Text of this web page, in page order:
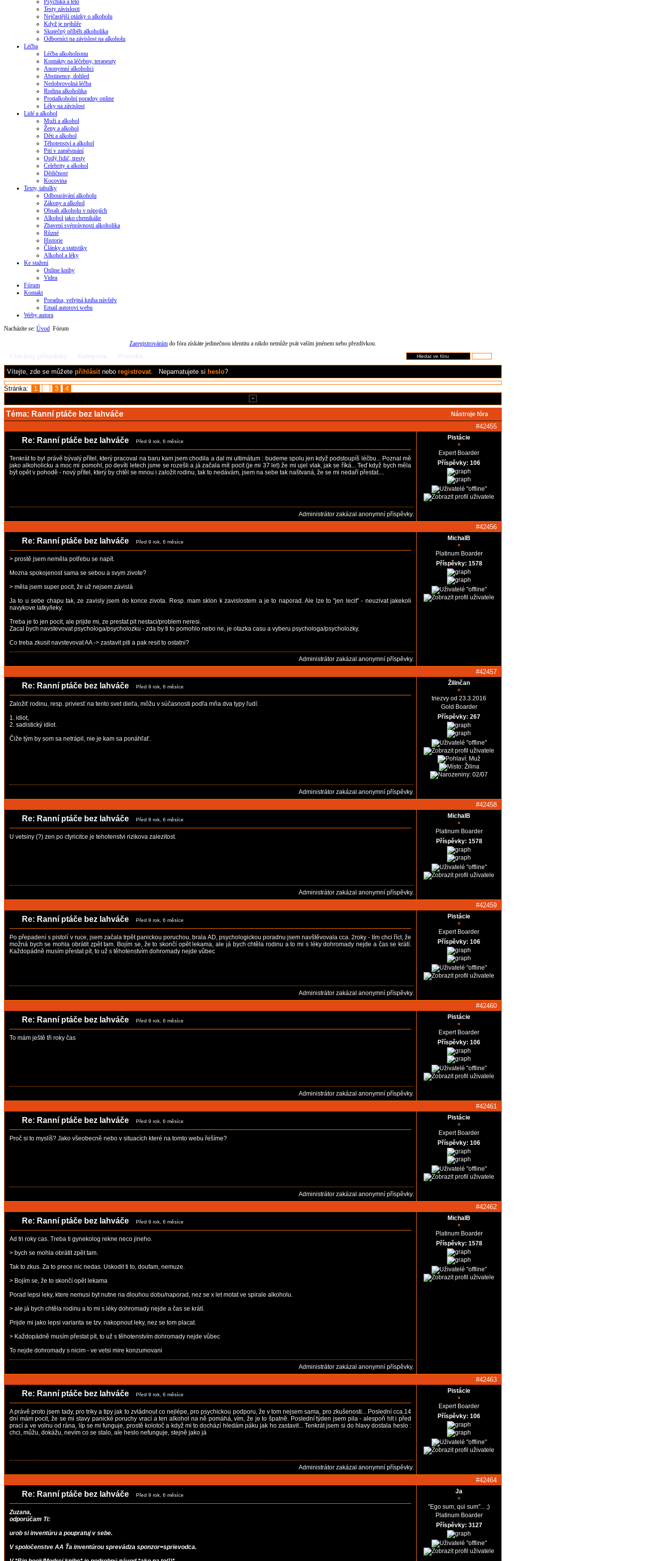
Psychika a tělo
Testy závislosti
Nejčastější otázky o alkoholu
Když je nejhůře
Skutečný příběh alkoholika
Odborníci na závislost na alkoholu
Léčba
Léčba alkoholismu
Kontakty na léčebny, terapeuty
Anonymní alkoholici
Abstinence, dohled
Nedobrovolná léčba
Rodina alkoholika
Protialkoholní poradny online
Léky na závislost
Lidé a alkohol
Muži a alkohol
Ženy a alkohol
Děti a alkohol
Těhotenství a alkohol
Pití v zaměstnání
Opilý řidič, tresty
Celebrity a alkohol
Dědičnost
Kocovina
Texty, tabulky
Odbourávání alkoholu
Zákony a alkohol
Obsah alkoholu v nápojích
Alkohol jako chemikálie
Zbavení svéprávnosti alkoholika
Různé
Historie
Články a statistiky
Alkohol a léky
Ke stažení
Online knihy
Videa
Fórum
Kontakt
Poradna, veřejná kniha návštěv
Email autorovi webu
Weby autora
Nacházíte se: Úvod Fórum
Zaregistrováním do fóra získáte jedinečnou identitu a nikdo nemůže psát vaším jménem nebo přezdívkou.
Vítejte, zde se můžete přihlásitnebo registrovat. Nepamatujete si heslo?
Stránka: 1 3 4
Téma: Ranní ptáče bez lahváče Nástroje fóra
#42455
Re: Ranní ptáče bez lahváče Před 9 rok, 6 měsíce
Tenkrát to byl právě bývalý přítel, který pracoval na baru kam jsem chodila a dal mi ultimátum : budeme spolu jen když podstoupíš léčbu... Poznal mě
jako alkoholicku a moc mi pomohl, po devíti letech jsme se rozešli a já začala mít pocit (je mi 37 let) že mi ujel vlak, jak se říká... Teď když bych měla
být opět v pohodě - nový přítel, který by chtěl se mnou i založit rodinu, tak to nedávám, jsem na sebe tak naštvaná, že se mi nedaří přestat....
Pistácie
Expert Boarder
Příspěvky: 106
Administrátor zakázal anonymní příspěvky.
#42456
Re: Ranní ptáče bez lahváče Před 9 rok, 6 měsíce
> prostě jsem neměla potřebu se napít.
Mozna spokojenost sama se sebou a svym zivote?
> měla jsem super pocit, že už nejsem závislá
Ja to u sebe chapu tak, ze zavisly jsem do konce zivota. Resp. mam sklon k zavislostem a je to naporad. Ale lze to "jen lecit" - neuzivat jakekoli
navykove latky/leky.
Treba je to jen pocit, ale prijde mi, ze prestat pit nestaci/problem neresi.
Zacal bych navstevovat psychologa/psycholozku - zda by ti to pomohlo nebo ne, je otazka casu a vyberu psychologa/psycholozky.
Co treba zkusit navstevovat AA -> zastavit piti a pak resit to ostatni?
MichalB
Platinum Boarder
Příspěvky: 1578
Administrátor zakázal anonymní příspěvky.
#42457
Re: Ranní ptáče bez lahváče Před 9 rok, 6 měsíce
Založiť rodinu, resp. priviesť na tento svet dieťa, môžu v súčasnosti podľa mňa dva typy ľudí:
1. idiot,
2. sadistický idiot.
Čiže tým by som sa netrápil, nie je kam sa ponáhľať.
Žilinčan
triezvy od 23.3.2016
Gold Boarder
Příspěvky: 267
Administrátor zakázal anonymní příspěvky.
#42458
Re: Ranní ptáče bez lahváče Před 9 rok, 6 měsíce
U vetsiny (?) zen po ctyricitce je tehotenstvi rizikova zalezitost.
MichalB
Platinum Boarder
Příspěvky: 1578
Administrátor zakázal anonymní příspěvky.
#42459
Re: Ranní ptáče bez lahváče Před 9 rok, 6 měsíce
Po přepadení s pistolí v ruce, jsem začala trpět panickou poruchou, brala AD, psychologickou poradnu jsem navštěvovala cca. 2roky - tím chci říct, že
možná bych se mohla obrátit zpět tam. Bojím se, že to skončí opět lekama, ale já bych chtěla rodinu a to mi s léky dohromady nejde a čas se krátí.
Každopádně musím přestat pít, to už s těhotenstvím dohromady nejde vůbec
Pistácie
Expert Boarder
Příspěvky: 106
Administrátor zakázal anonymní příspěvky.
#42460
Re: Ranní ptáče bez lahváče Před 9 rok, 6 měsíce
To mám ještě tři roky čas
Pistácie
Expert Boarder
Příspěvky: 106
Administrátor zakázal anonymní příspěvky.
#42461
Re: Ranní ptáče bez lahváče Před 9 rok, 6 měsíce
Proč si to myslíš? Jako všeobecně nebo v situacích které na tomto webu řešíme?
Pistácie
Expert Boarder
Příspěvky: 106
Administrátor zakázal anonymní příspěvky.
#42462
Re: Ranní ptáče bez lahváče Před 9 rok, 6 měsíce
Ad tri roky cas. Treba ti gynekolog rekne neco jineho.
> bych se mohla obrátit zpět tam.
Tak to zkus. Za to prece nic nedas. Uskodit ti to, doufam, nemuze.
> Bojím se, že to skončí opět lekama
Porad lepsi leky, ktere nemusi byt nutne na dlouhou dobu/naporad, nez se x let motat ve spirale alkoholu.
> ale já bych chtěla rodinu a to mi s léky dohromady nejde a čas se krátí.
Prijde mi jako lepsi varianta se tzv. nakopnout leky, nez se tom placat.
> Každopádně musím přestat pít, to už s těhotenstvím dohromady nejde vůbec
To nejde dohromady s nicim - ve vetsi mire konzumovani
MichalB
Platinum Boarder
Příspěvky: 1578
Administrátor zakázal anonymní příspěvky.
#42463
Re: Ranní ptáče bez lahváče Před 9 rok, 6 měsíce
A právě proto jsem tady, pro triky a tipy jak to zvládnout co nejlépe, pro psychickou podporu, že v tom nejsem sama, pro zkušenosti... Poslední cca.14
dní mám pocit, že se mi stavy panické poruchy vrací a ten alkohol na ně pomáhá, vím, že je to špatně. Poslední týden jsem pila - alespoň hlt i před
prací a ve volnu od rána, líp se mi funguje, prostě kolotoč a když mi to dochází hledám páku jak ho zastavit... Tenkrát jsem si do hlavy dostala heslo :
chci, můžu, dokážu, nevím co se stalo, ale heslo nefunguje, stejně jako já
Pistácie
Expert Boarder
Příspěvky: 106
Administrátor zakázal anonymní příspěvky.
#42464
Re: Ranní ptáče bez lahváče Před 9 rok, 6 měsíce
Zuzana,
odporúčam Ti:
urob si inventúru a poupratuj v sebe.
V spoločenstve AA Ťa inventúrou sprevádza sponzor=sprievodca.
Ja
"Ego sum, qui sum"... ;)
Platinum Boarder
Příspěvky: 3127